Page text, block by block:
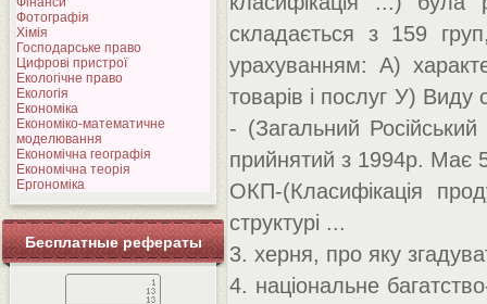
Фотографія
Хімія
Господарське право
Цифрові пристрої
Екологічне право
Екологія
Економіка
Економіко-математичне
моделювання
Економічна географія
Економічна теорія
Ергономіка
Бесплатные рефераты
складається з 159
урахуванням: А)
товарів і послуг У) Виду
- (Загальний Російський
прийнятий з 1994р. Має
ОКП-(Класифікація
структурі ...
3. херня, про яку
4. національне